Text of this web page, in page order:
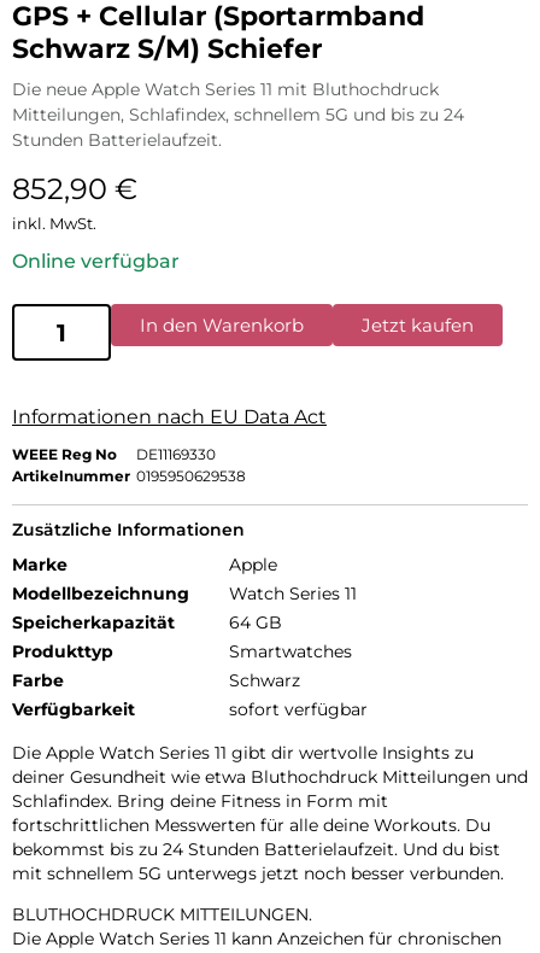
GPS + Cellular (Sportarmband
Schwarz S/M) Schiefer
Die neue Apple Watch Series 11 mit Bluthochdruck
Mitteilungen, Schlafindex, schnellem 5G und bis zu 24
Stunden Batterielaufzeit.
852,90 €
inkl. MwSt.
Online verfügbar
In den Warenkorb Jetzt kaufen
Informationen nach EU Data Act
WEEE Reg No
DE11169330
Artikelnummer 0195950629538
Zusätzliche Informationen
Marke
Apple
Modellbezeichnung
Watch Series 11
Speicherkapazität
64 GB
Produkttyp
Smartwatches
Farbe
Schwarz
Verfügbarkeit
sofort verfügbar
Die Apple Watch Series 11 gibt dir wertvolle Insights zu
deiner Gesundheit wie etwa Bluthochdruck Mitteilungen und
Schlafindex. Bring deine Fitness in Form mit
fortschrittlichen Messwerten für alle deine Workouts. Du
bekommst bis zu 24 Stunden Batterielaufzeit. Und du bist
mit schnellem 5G unterwegs jetzt noch besser verbunden.
BLUTHOCHDRUCK MITTEILUNGEN.
Die Apple Watch Series 11 kann Anzeichen für chronischen